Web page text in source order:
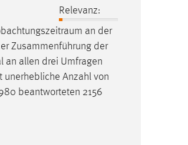
Relevanz:
an der
Zusammenführung der
an allen drei Umfragen
unerhebliche Anzahl von
beantworteten 2156